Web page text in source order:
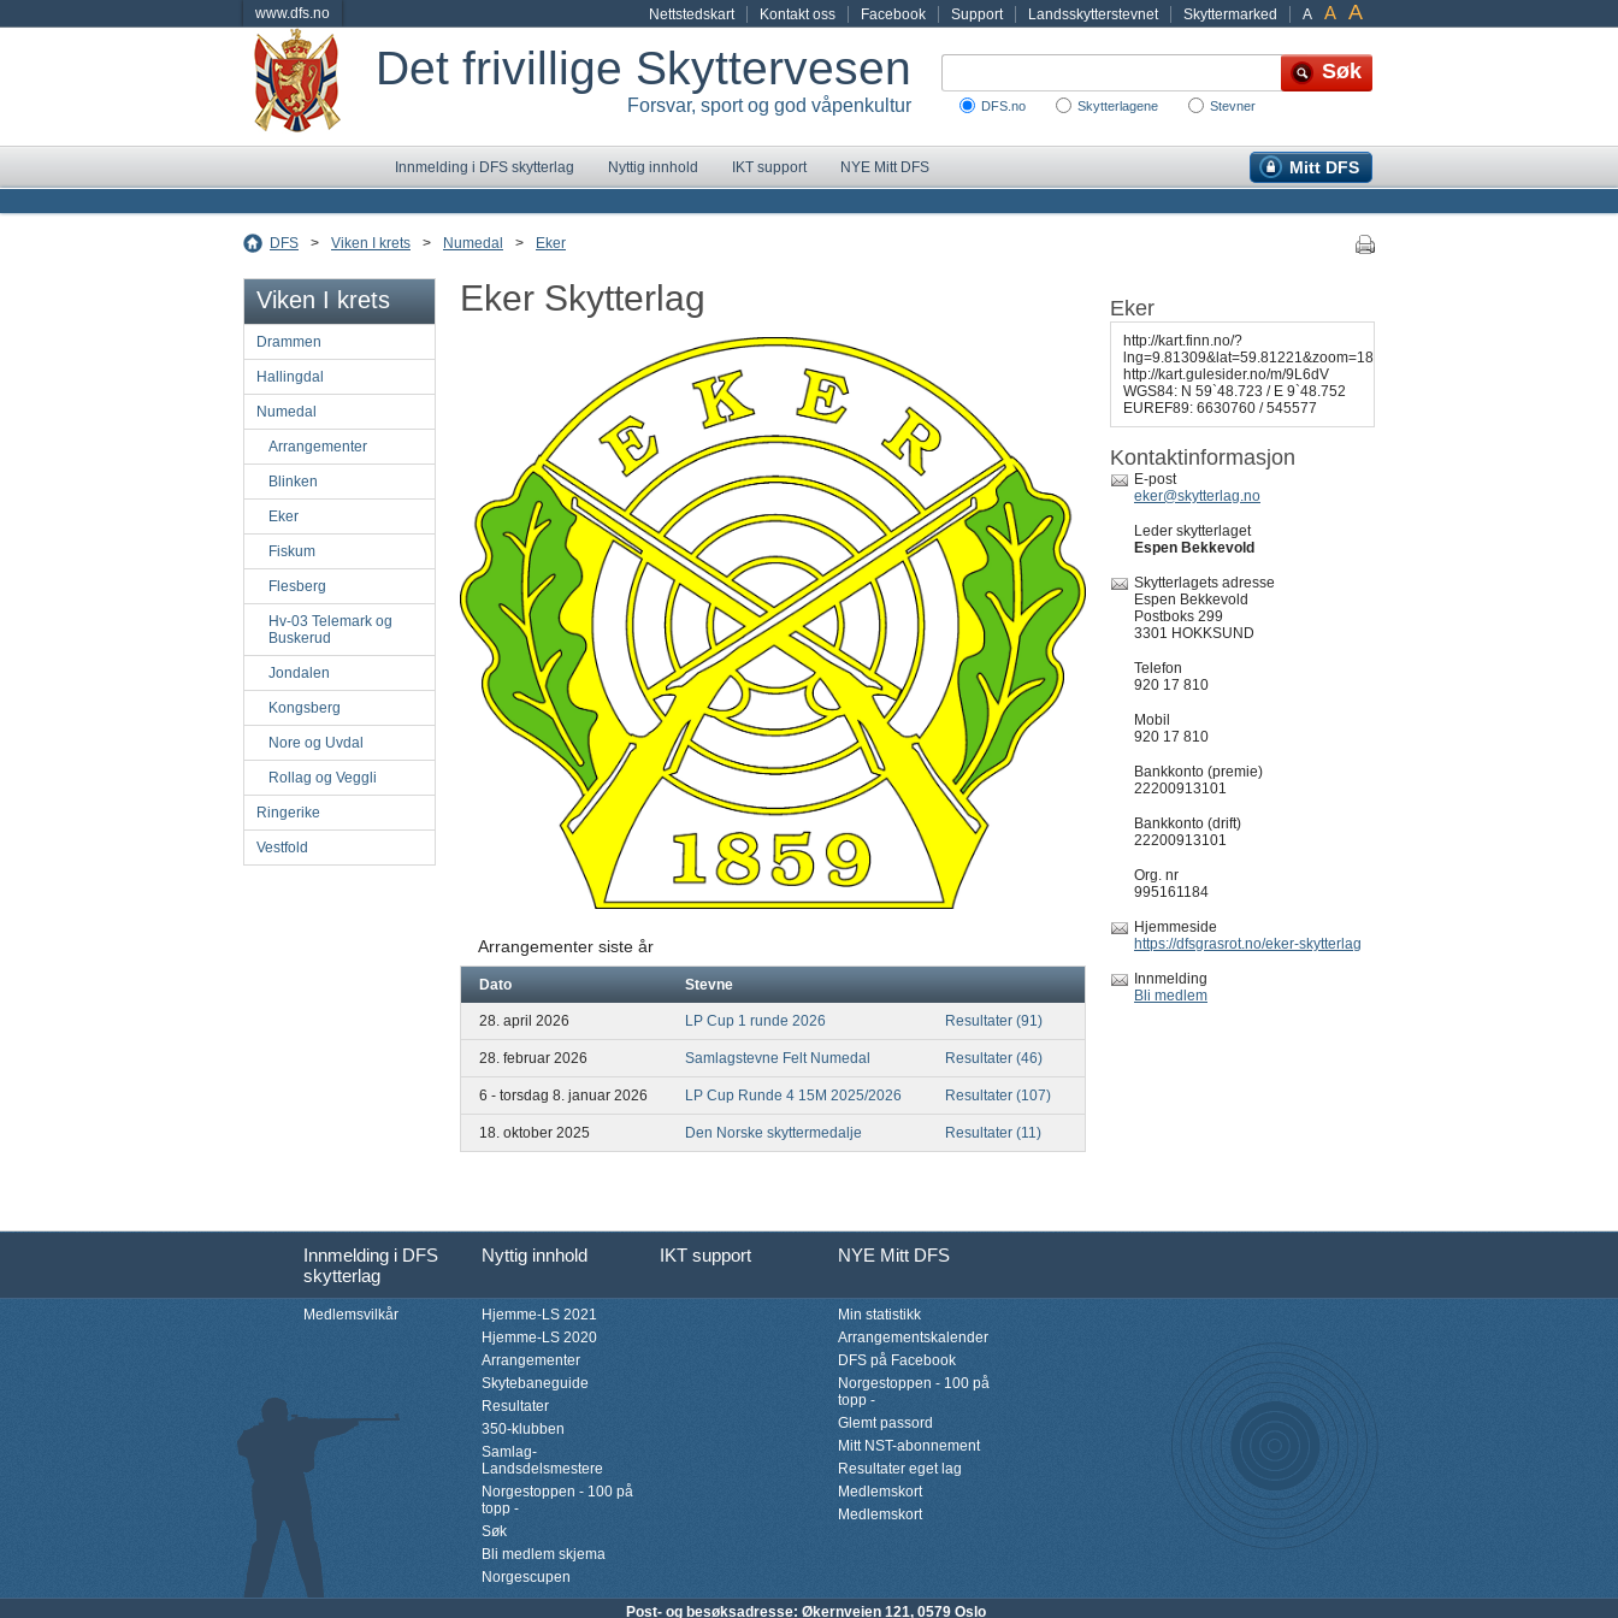
www.dfs.no A A A
Nettstedskart Kontakt oss Facebook Support Landsskytterstevnet Skyttermarked
Det frivillige Skyttervesen
Forsvar, sport og god våpenkultur DFS.no Skytterlagene Stevner
Innmelding i DFS skytterlag Nyttig innhold IKT support Mitt DFS
NYE Mitt DFS
DFS > Viken I krets > Numedal > Eker
Viken I krets
Drammen
Hallingdal
Numedal
Arrangementer
Blinken
Eker
Fiskum
Flesberg
Hv-03 Telemark og
Buskerud
Jondalen
Kongsberg
Nore og Uvdal
Rollag og Veggli
Ringerike
Vestfold
Eker Skytterlag
Arrangementer siste år
Dato Stevne
28. april 2026 LP Cup 1 runde 2026 Resultater (91)
28. februar 2026 Samlagstevne Felt Numedal Resultater (46)
6 - torsdag 8. januar 2026 LP Cup Runde 4 15M 2025/2026 Resultater (107)
18. oktober 2025 Den Norske skyttermedalje Resultater (11)
Eker
http://kart.finn.no/?
http://kart.gulesider.no/m/9L6dV
WGS84: N 59`48.723 / E 9`48.752
EUREF89: 6630760 / 545577
Kontaktinformasjon
E-post
eker@skytterlag.no
Leder skytterlaget
Espen Bekkevold
Skytterlagets adresse
Espen Bekkevold
Postboks 299
3301 HOKKSUND
Telefon
920 17 810
Mobil
920 17 810
Bankkonto (premie)
22200913101
Bankkonto (drift)
22200913101
Org. nr
995161184
Hjemmeside
https://dfsgrasrot.no/eker-skytterlag
Innmelding
Bli medlem
Innmelding i DFS
skytterlag
Nyttig innhold IKT support NYE Mitt DFS
Medlemsvilkår
Hjemme-LS 2021
Hjemme-LS 2020
Arrangementer
Skytebaneguide
Resultater
350-klubben
Samlag-
Landsdelsmestere
Norgestoppen - 100 på
topp -
Søk
Bli medlem skjema
Norgescupen
Min statistikk
Arrangementskalender
DFS på Facebook
Norgestoppen - 100 på
topp -
Glemt passord
Mitt NST-abonnement
Resultater eget lag
Medlemskort
Medlemskort
Post- og besøksadresse: Økernveien 121, 0579 Oslo